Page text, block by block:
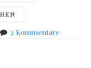
2 Kommentarezu